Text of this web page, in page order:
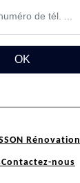
Rénovation
Contactez-nous